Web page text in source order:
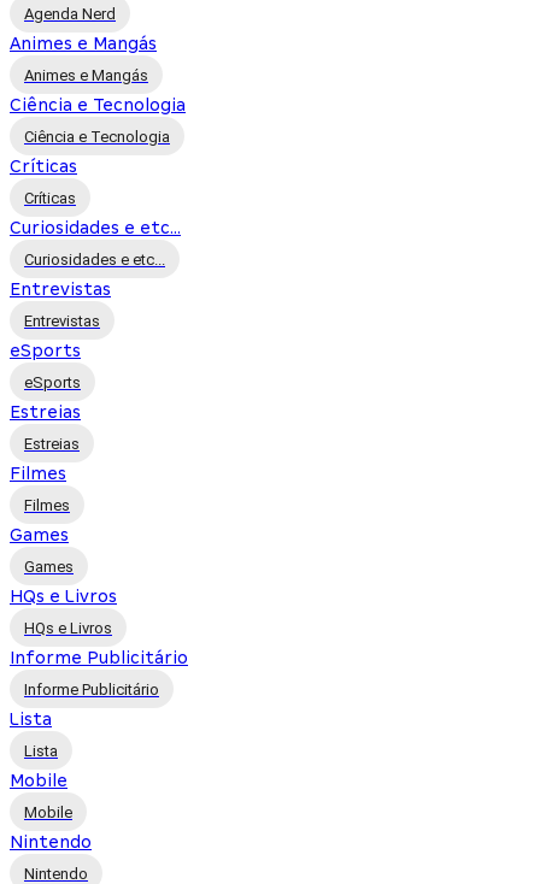
Agenda Nerd
Animes e Mangás
Animes e Mangás
Ciência e Tecnologia
Ciência e Tecnologia
Críticas
Críticas
Curiosidades e etc...
Curiosidades e etc...
Entrevistas
Entrevistas
eSports
eSports
Estreias
Estreias
Filmes
Filmes
Games
Games
HQs e Livros
HQs e Livros
Informe Publicitário
Informe Publicitário
Lista
Lista
Mobile
Mobile
Nintendo
Nintendo